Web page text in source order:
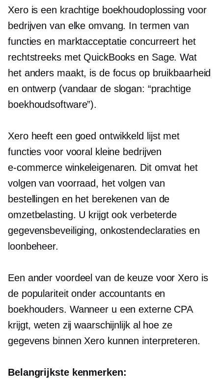
Xero is een krachtige boekhoudoplossing voor
bedrijven van elke omvang. In termen van
functies en marktacceptatie concurreert het
rechtstreeks met QuickBooks en Sage. Wat
het anders maakt, is de focus op bruikbaarheid
en ontwerp (vandaar de slogan: “prachtige
boekhoudsoftware”).
Xero heeft een goed ontwikkeld
lijst met
functies voor vooral kleine bedrijven
e-commerce winkeleigenaren. Dit omvat het
volgen van voorraad, het volgen van
bestellingen en het berekenen van de
omzetbelasting. U krijgt ook verbeterde
gegevensbeveiliging, onkostendeclaraties en
loonbeheer.
Een ander voordeel van de keuze voor Xero is
de populariteit onder accountants en
boekhouders. Wanneer u een externe CPA
krijgt, weten zij waarschijnlijk al hoe ze
gegevens binnen Xero kunnen interpreteren.
Belangrijkste kenmerken: